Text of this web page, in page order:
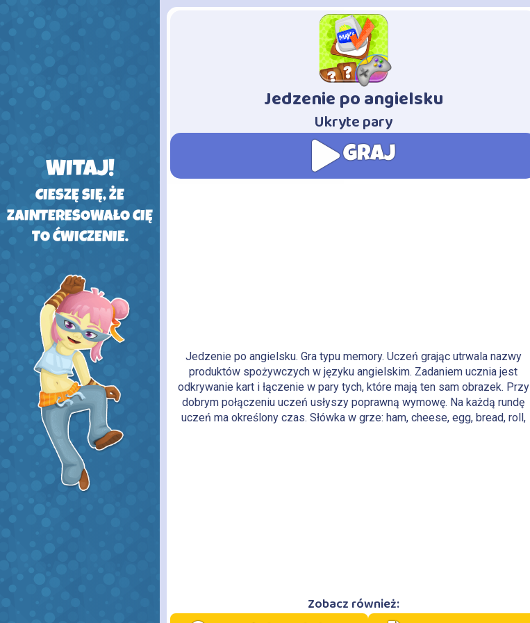
WITAJ!
CIESZĘ SIĘ, ŻE
ZAINTERESOWAŁO CIĘ
TO ĆWICZENIE.
Jedzenie po angielsku
- Ukryte pary
GRAJ
Jedzenie po angielsku. Gra typu memory. Uczeń grając utrwala nazwy
produktów spożywczych w języku angielskim. Zadaniem ucznia jest
odkrywanie kart i łączenie w pary tych, które mają ten sam obrazek. Przy
dobrym połączeniu uczeń usłyszy poprawną wymowę. Na każdą rundę
uczeń ma określony czas. Słówka w grze: ham, cheese, egg, bread, roll,
Zobacz również: